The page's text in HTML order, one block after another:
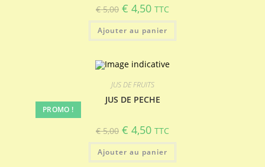
€5,00 Le
prix
initial
était :
€ 5,00.
€ 4,50Le
prix
actuel
est :
€ 4,50.
TTC
Ajouter au panier
PROMO !
JUS DE FRUITS
JUS DE PECHE
€5,00 Le
prix
initial
était :
€ 5,00.
€ 4,50Le
prix
actuel
est :
€ 4,50.
TTC
Ajouter au panier